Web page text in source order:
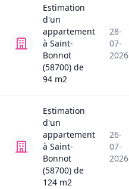
Estimation
d'un
appartement
à Saint-
Bonnot
(58700) de
94 m2
28-
07-
2026
Estimation
d'un
appartement
à Saint-
Bonnot
(58700) de
124 m2
26-
07-
2026